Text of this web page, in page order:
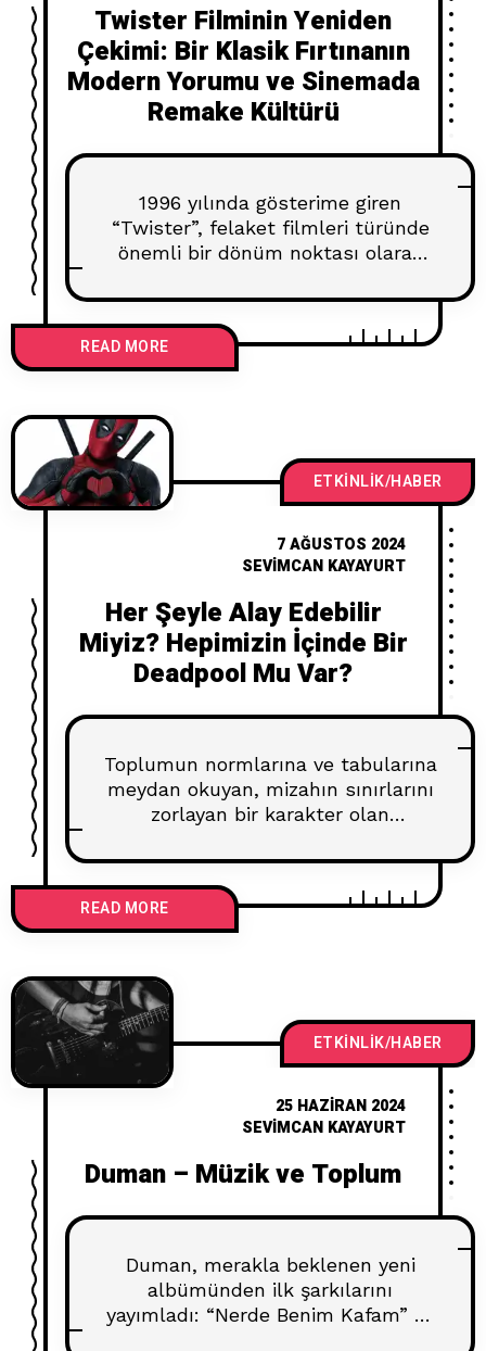
Twister Filminin Yeniden
Çekimi: Bir Klasik Fırtınanın
Modern Yorumu ve Sinemada
Remake Kültürü
1996 yılında gösterime giren
“Twister”, felaket filmleri türünde
önemli bir dönüm noktası olarak
yönettiği ve başrollerinde Helen
Hunt ile Bill Paxton’ın yer aldığı
film, bir grup fırtına takipçisinin
ölümcül hortumları araştırma
en gelişmiş görsel efektleriyle
donatılan film, gişede büyük başarı
elde etti ve dünya genelinde 494
READ MORE
ETKINLIK/HABER
7 AĞUSTOS 2024
SEVIMCAN KAYAYURT
Her Şeyle Alay Edebilir
Miyiz? Hepimizin İçinde Bir
Deadpool Mu Var?
Toplumun normlarına ve tabularına
meydan okuyan, mizahın sınırlarını
zorlayan bir karakter olan
benzersiz bir yere sahip. Onunla
ilgili kapsamlı bir inceleme yaparak,
Deadpool’un neden bu kadar etkili
ve popüler olduğunu kendimce
mısırlarınız hazırsa başlayalım:
Deadpool: Mizahın ve Anti-
Kahramanlığın Doruk Noktası
Karakterin Kökeni Deadpool, gerçek
adıyla Wade Wilson, Marvel
READ MORE
ETKINLIK/HABER
25 HAZIRAN 2024
SEVIMCAN KAYAYURT
Duman – Müzik ve Toplum
Duman, merakla beklenen yeni
albümünden ilk şarkılarını
yayımladı: “Nerde Benim Kafam” ve